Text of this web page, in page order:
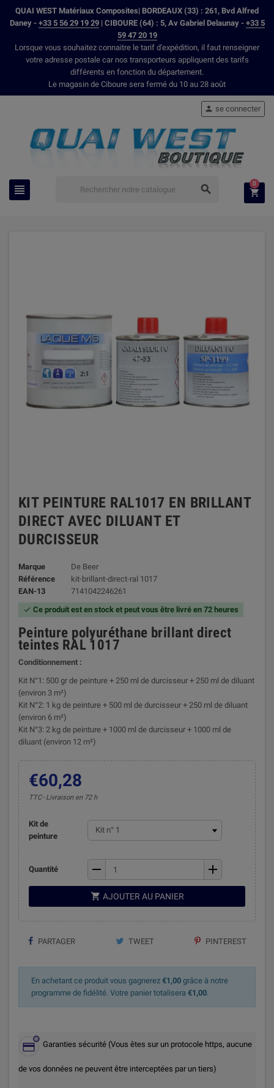
QUAI WEST Matériaux Composites| BORDEAUX (33) : 261, Bvd Alfred
Daney - +33 5 56 29 19 29| CIBOURE (64) : 5, Av Gabriel Delaunay - +33 5
59 47 20 19
Lorsque vous souhaitez connaitre le tarif d'expédition, il faut renseigner
votre adresse postale car nos transporteurs appliquent des tarifs
différents en fonction du département.
Le magasin de Ciboure sera fermé du 10 au 28 août
 
 se connecter

0
KIT PEINTURE RAL1017 EN BRILLANT
DIRECT AVEC DILUANT ET
DURCISSEUR
Marque
De Beer
Référence
kit-brillant-direct-ral 1017
EAN-13
7141042246261
 Ce produit est en stock et peut vous être livré en 72 heures
Peinture polyuréthane brillant direct
teintes RAL 1017
Conditionnement :
Kit N°1: 500 gr de peinture + 250 ml de durcisseur + 250 ml de diluant
(environ 3 m²)
Kit N°2: 1 kg de peinture + 500 ml de durcisseur + 250 ml de diluant
(environ 6 m²)
Kit N°3: 2 kg de peinture + 1000 ml de durcisseur + 1000 ml de
diluant (environ 12 m²)
€60,28
TTC Livraison en 72 h
Kit de
peinture
Quantité remove add
 AJOUTER AU PANIER
PARTAGER TWEET PINTEREST
En achetant ce produit vous gagnerez €1,00 grâce à notre
programme de fidélité. Votre panier totalisera €1,00.
Garanties sécurité (Vous êtes sur un protocole https, aucune
de vos données ne peuvent être interceptées par un tiers)